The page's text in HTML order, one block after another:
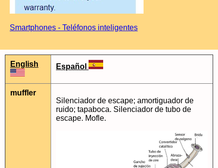
Smartphones - Teléfonos inteligentes
English Español
muffler
Silenciador de escape; amortiguador de
ruido; tapaboca. Silenciador de tubo de
escape. Mofle.